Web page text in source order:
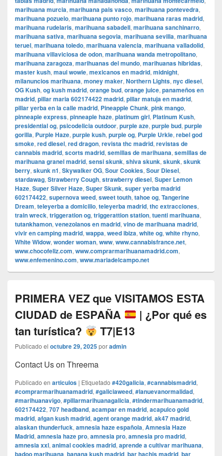
marihuana murcia, marihuana pais vasco, marihuana pontevedra,
marihuana pozuelo, marihuana punto rojo, marihuana raras madrid,
marihuana rudelaris, marihuana sabadell, marihuana sanchinarro,
marihuana sativa, marihuana segovia, marihuana sevilla, marihuana
teruel, marihuana toledo, marihuana valencia, marihuana valladolid,
marihuana villaviciosa de odon, marihuana wanda metropolitano,
marihuana zaragoza, marihuanas del mundo, marihuanas hibridas,
master kush, maui wowie, mexicanos en madrid, midnight,
milanuncios marihuana, money maker, Northern Lights, nyc diesel,
OG Kush, og kush madrid, orange bud, orange juice, panameños en
madrid, pillar maria 602174422 madrid, pillar matuja en madrid,
pillar yerba en la calle madrid, Pineapple Chunk, pink mango,
pinneaple express, pinneaple haze, platinum girl, Platinum Kush,
presidential og, psicodelicia outdoor, purple aze, purple bud, purple
gorilla, Purple Haze, purple kush, purple og, Purple Urkle, rebel god
smoke, red diesel, red dragon, revista thc madrid, revistas de
cannabis madrid, scorts madrid, semillas de marihuana, semillas de
marihuana granel madrid, sensi skunk, shiva skunk, skunk, skunk
berry, skunk n1, Skywalker OG, Sour Cookies, Sour Diesel,
stardawag, Strawberry Cough, strawberry diesel, Super Lemon
Haze, Super Silver Haze, Super Skunk, super yerba madrid
602174422, supernova weed, sweet touth, tahoe og, Tangerine
Dream, teleyerba a domicilio, teleyerba madrid, thc extracciones,
train wreck, triggeration og, triggerattion station, tuenti marihuana,
tutankhamon, venezolanos en madrid, vino de marihuana madrid,
vivir en camping madrid, wappa, weed ibiza, white og, white rhyno,
White Widow, wonder woman, www, www.cannabisfrance.net,
www.chocofeliz.com, www.comprarmarihuanamadrid.com,
www.enfemenino.com, www.mariadelcampo.net
PRIMERA VEZ que VISITAMOS ESTA
CIUDAD de ESPAÑA
| ¿Por qué es
tan turística?
T7|E13
Publicado el octubre 29, 2025poradmin
Contact Us on Threema
Publicado en articulos | Etiquetado #420galicia, #cannabismadrid,
#comprarmarihuanamadrid, #galiciaweed, #lanuevanormalidad,
#marihuanavigo, #pillarmarihuanagalicia, #tindermarihuanamadrid,
602174422, 707 headband, acampar en madrid, acapulco gold
madrid, afgan kush madrid, agent orange madrid, ak47 madrid,
alaskan thunderfuck, amnesia haze española, Amnesia Haze
Madrid, amnesia haze pro, amnesia pro, amnesia pro madrid,
amnesia xxl, animal cookies madrid, aprende a cultivar marihuana,
badoo marihuana, banana kush madrid, bar hachis madrid, bar